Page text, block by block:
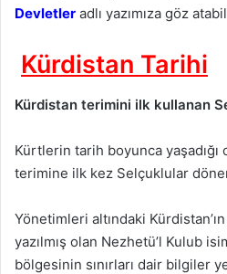
Devletler adlı yazımıza göz
Kürdistan Tarihi
Kürdistan terimini ilk kullanan
Kürtlerin tarih boyunca
terimine ilk kez Selçuklular
Yönetimleri altındaki Kürdistan’ın
yazılmış olan Nezhetü’l Kulub
bölgesinin sınırları dair bilgiler